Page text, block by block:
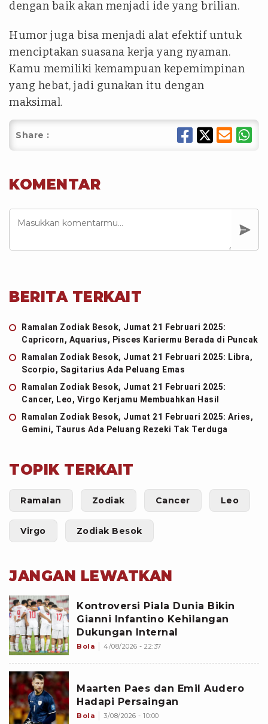
dengan baik akan menjadi ide yang brilian.
Humor juga bisa menjadi alat efektif untuk
menciptakan suasana kerja yang nyaman.
Kamu memiliki kemampuan kepemimpinan
yang hebat, jadi gunakan itu dengan
maksimal.
Share :
KOMENTAR
BERITA TERKAIT
Ramalan Zodiak Besok, Jumat 21 Februari 2025:
Capricorn, Aquarius, Pisces Kariermu Berada di Puncak
Ramalan Zodiak Besok, Jumat 21 Februari 2025: Libra,
Scorpio, Sagitarius Ada Peluang Emas
Ramalan Zodiak Besok, Jumat 21 Februari 2025:
Cancer, Leo, Virgo Kerjamu Membuahkan Hasil
Ramalan Zodiak Besok, Jumat 21 Februari 2025: Aries,
Gemini, Taurus Ada Peluang Rezeki Tak Terduga
TOPIK TERKAIT
Ramalan Zodiak Cancer Leo
Virgo Zodiak Besok
JANGAN LEWATKAN
Kontroversi Piala Dunia Bikin
Gianni Infantino Kehilangan
Dukungan Internal
Bola 4/08/2026 - 22:37
Maarten Paes dan Emil Audero
Hadapi Persaingan
Bola 3/08/2026 - 10:00